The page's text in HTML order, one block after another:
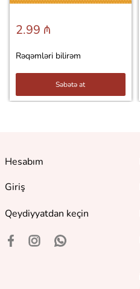
2.99 ₼
Rəqəmləri bilirəm
Səbətə at
Hesabım
Giriş
Qeydiyyatdan keçin